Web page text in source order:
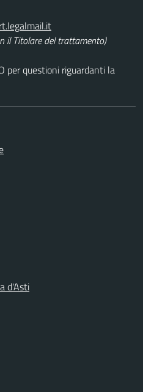
il Titolare del trattamento)
per questioni riguardanti la
d'Asti